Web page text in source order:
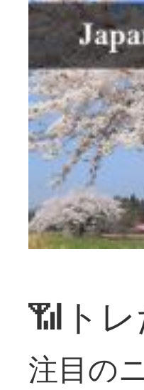
📶ト
注目の